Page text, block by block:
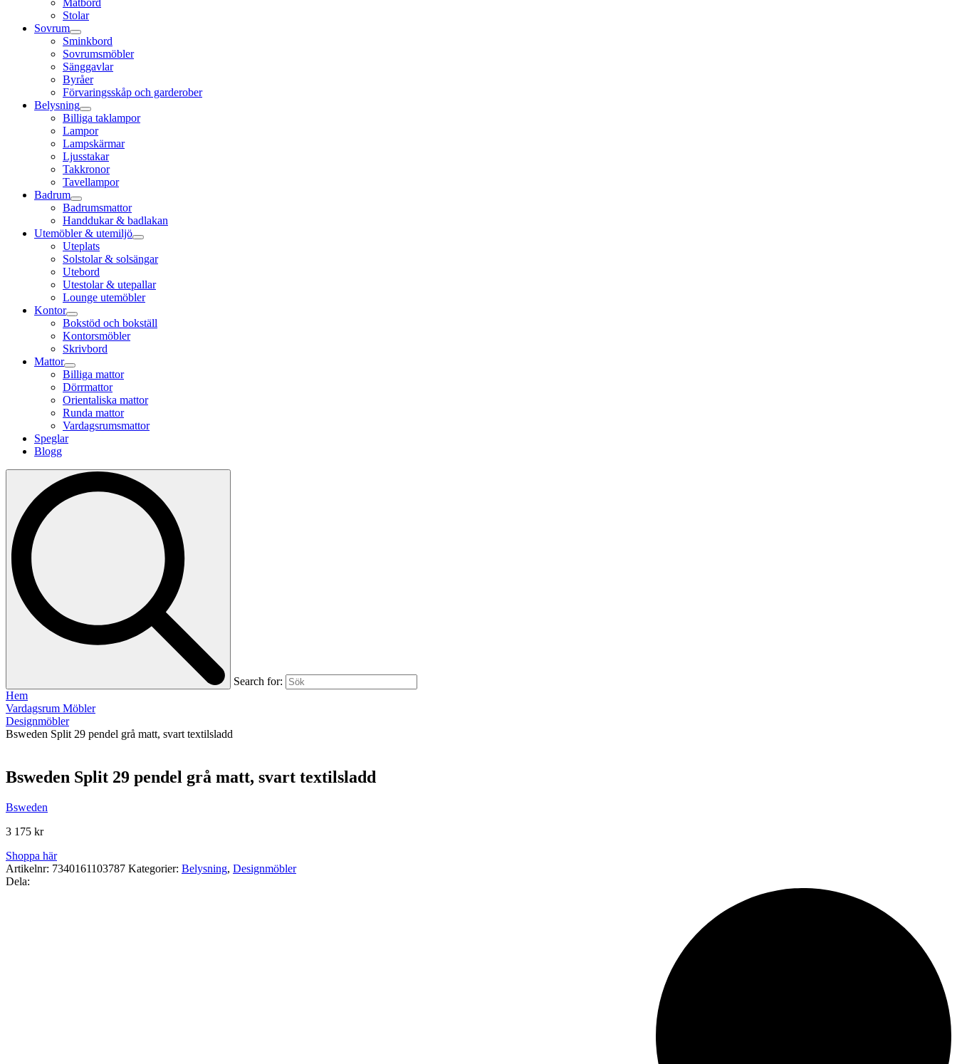
Matbord
Stolar
Sovrum
Sminkbord
Sovrumsmöbler
Sänggavlar
Byråer
Förvaringsskåp och garderober
Belysning
Billiga taklampor
Lampor
Lampskärmar
Ljusstakar
Takkronor
Tavellampor
Badrum
Badrumsmattor
Handdukar & badlakan
Utemöbler & utemiljö
Uteplats
Solstolar & solsängar
Utebord
Utestolar & utepallar
Lounge utemöbler
Kontor
Bokstöd och bokställ
Kontorsmöbler
Skrivbord
Mattor
Billiga mattor
Dörrmattor
Orientaliska mattor
Runda mattor
Vardagsrumsmattor
Speglar
Blogg
Search for:
Hem
Vardagsrum Möbler
Designmöbler
Bsweden Split 29 pendel grå matt, svart textilsladd
Bsweden Split 29 pendel grå matt, svart textilsladd
Bsweden
3 175 kr
Shoppa här
Artikelnr: 7340161103787 Kategorier: Belysning, Designmöbler
Dela: